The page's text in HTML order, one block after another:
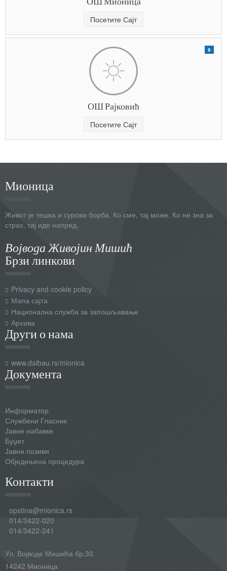
Посетите Сајт
9
ОШ Рајковић
Посетите Сајт
Мионица
Живот је тешка и сурова борба. Ко сме, тај може. Ко не зна за
страх, тај иде напред.
Војвода Живојин Мишић
Брзи линкови
Privacy and cookie policy
Мапа сајта
Национална служба за запошљавање
Архива
Други о нама
www.daibau.rs/mionica
Документа
Информатор
Службени Гласник
Јавне набавке
Буџет
Јавни позиви
Обједињена процедура
Контакти
opstina@mionica.rs
014/3422-020
014/3422-241
Ул. Војводе Мишића бр.30
14242 Мионица